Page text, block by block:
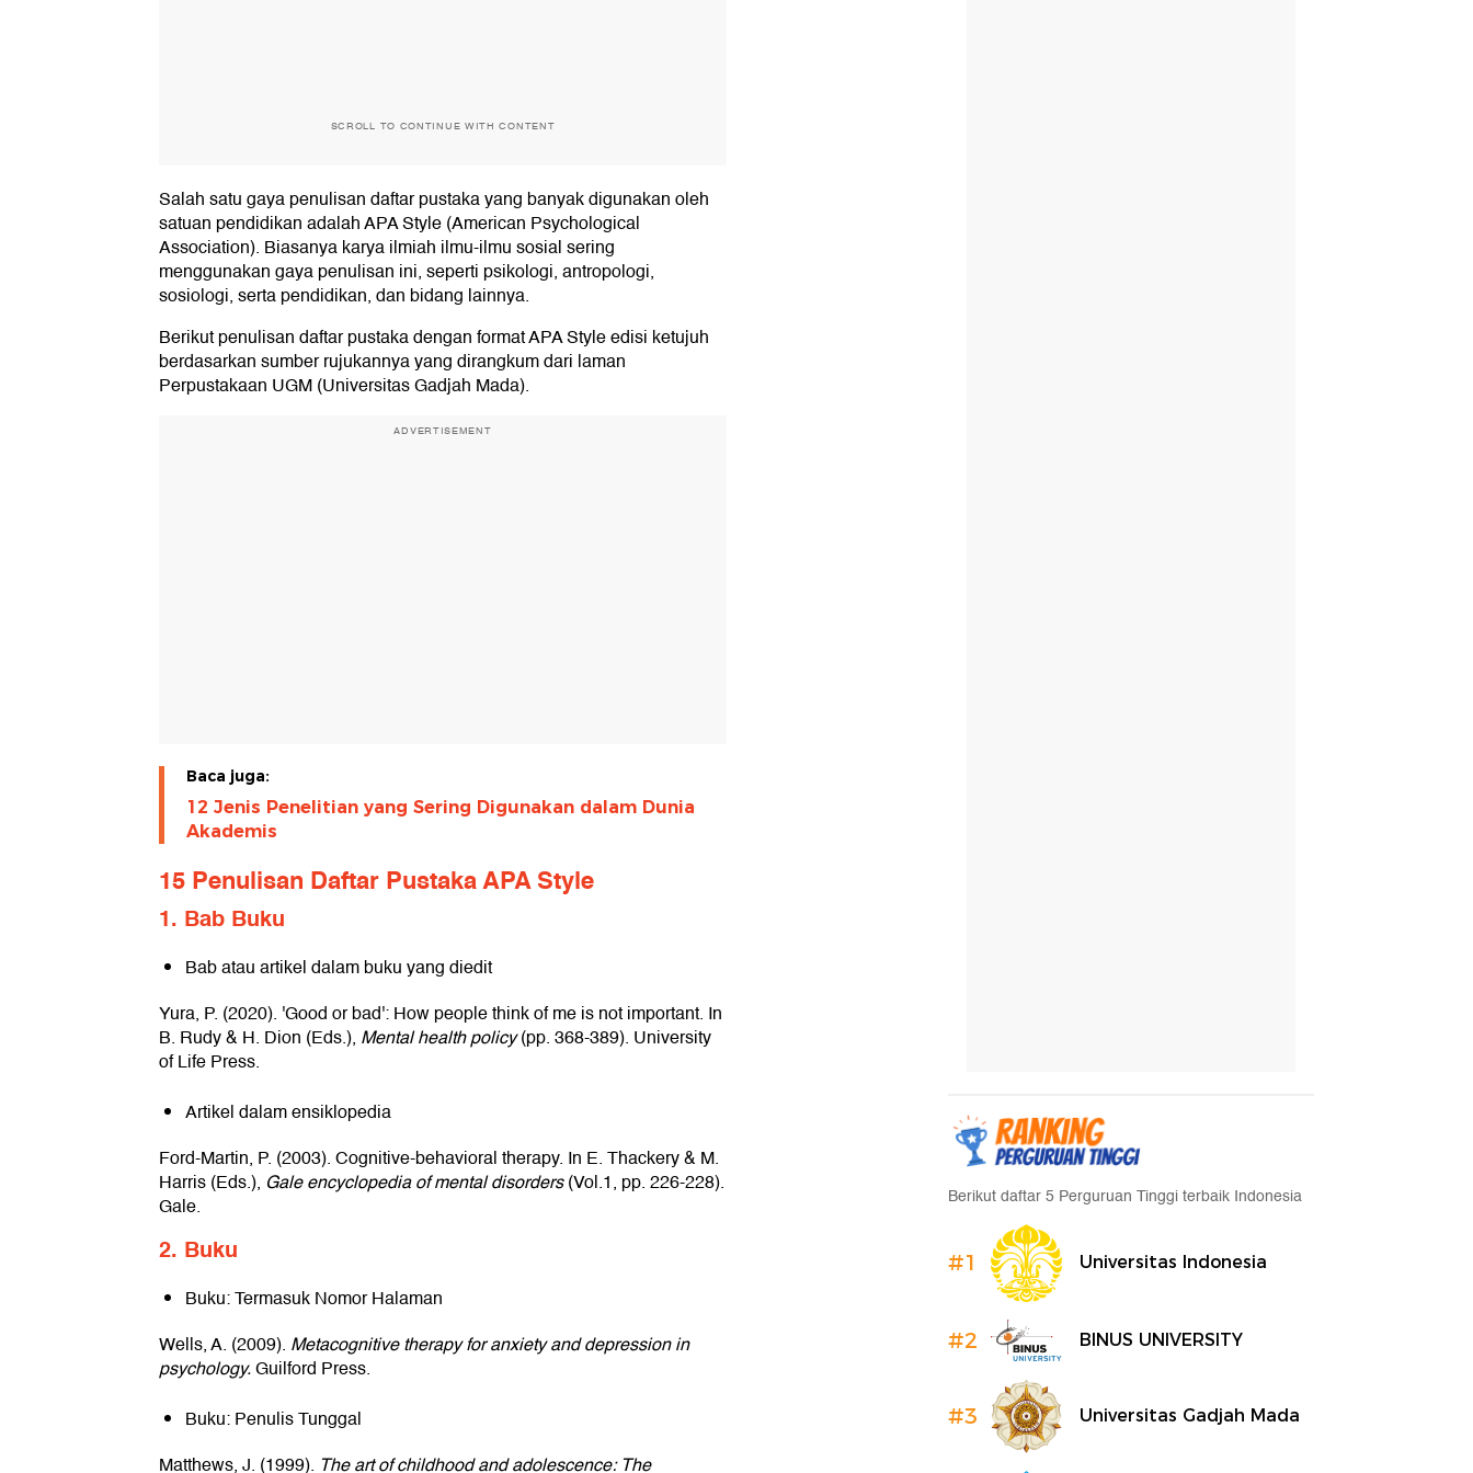
SCROLL TO CONTINUE WITH CONTENT
Salah satu gaya penulisan daftar pustaka yang banyak digunakan oleh
satuan pendidikan adalah APA Style (American Psychological
Association). Biasanya karya ilmiah ilmu-ilmu sosial sering
menggunakan gaya penulisan ini, seperti psikologi, antropologi,
sosiologi, serta pendidikan, dan bidang lainnya.
Berikut penulisan daftar pustaka dengan format APA Style edisi ketujuh
berdasarkan sumber rujukannya yang dirangkum dari laman
Perpustakaan UGM (Universitas Gadjah Mada).
ADVERTISEMENT
Baca juga:
12 Jenis Penelitian yang Sering Digunakan dalam Dunia
Akademis
15 Penulisan Daftar Pustaka APA Style
1. Bab Buku
Bab atau artikel dalam buku yang diedit
Yura, P. (2020). 'Good or bad': How people think of me is not important. In
B. Rudy & H. Dion (Eds.), Mental health policy(pp. 368-389). University
of Life Press.
Artikel dalam ensiklopedia
Ford-Martin, P. (2003). Cognitive-behavioral therapy. In E. Thackery & M.
Harris (Eds.), Gale encyclopedia of mental disorders(Vol.1, pp. 226-228).
Gale.
2. Buku
Buku: Termasuk Nomor Halaman
Wells, A. (2009). Metacognitive therapy for anxiety and depression in
psychology.Guilford Press.
Buku: Penulis Tunggal
Matthews, J. (1999). The art of childhood and adolescence: The
Berikut daftar 5 Perguruan Tinggi terbaik Indonesia
#1 Universitas Indonesia
#2 BINUS UNIVERSITY
#3 Universitas Gadjah Mada